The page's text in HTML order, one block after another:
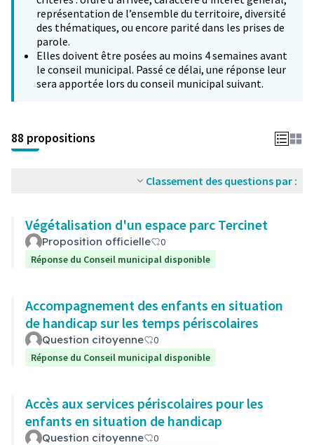
représentation de l’ensemble du territoire, diversité
des thématiques, ou encore parité dans les prises de
parole.
Elles doivent être posées au moins 4 semaines avant
le conseil municipal. Passé ce délai, une réponse leur
sera apportée lors du conseil municipal suivant.
88 propositions
Classement des questions par :
Végétalisation d'un espace parc Tercinet
Proposition officielle
0
Réponse du Conseil municipal disponible
Accompagnement des enfants en situation
de handicap sur les temps périscolaires
Question citoyenne
0
Réponse du Conseil municipal disponible
Accès aux services périscolaires pour les
enfants en situation de handicap
Question citoyenne
0